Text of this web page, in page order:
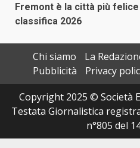
Fremont è la città più
classifica 2026
Chi siamo
La
Pubblicità
Privacy
Copyright 2025 © Società
Testata Giornalistica
n°805 del